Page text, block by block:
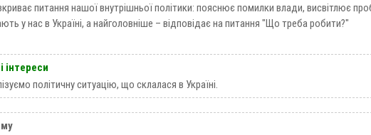
питання нашої внутрішньої політики: пояснює помилки влади, висвітлює
у нас в Україні, а найголовніше – відповідає на питання "Що треба робити?"
інтереси
політичну ситуацію, що склалася в Україні.